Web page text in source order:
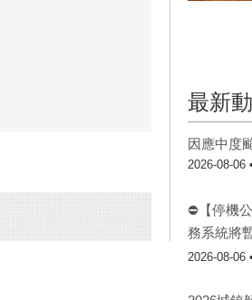
最新
因應中度
2026-08-06 •
⛔【停機
務系統將
2026-08-06 •